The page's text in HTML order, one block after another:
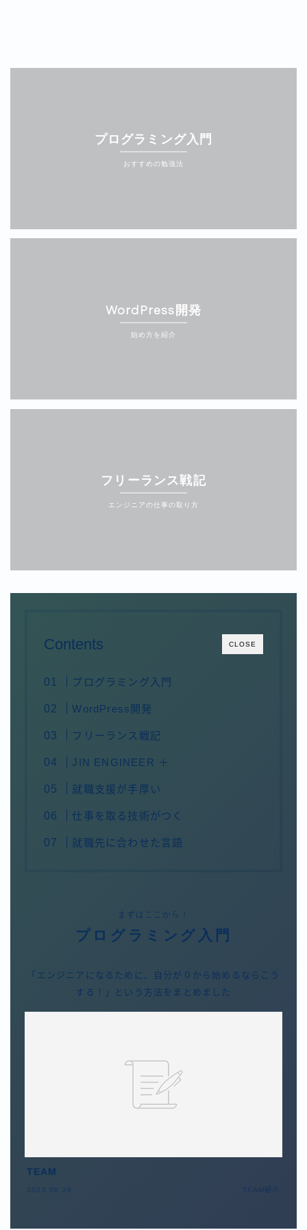
おすすめの勉強法
プログラミング入門
始め方を紹介
WordPress開発
エンジニアの仕事の取り方
フリーランス戦記
CLOSE
Contents
プログラミング入門
WordPress開発
フリーランス戦記
JIN ENGINEER ＋
就職支援が手厚い
仕事を取る技術がつく
就職先に合わせた言語
まずはここから！
プログラミング入門
「エンジニアになるために、自分が０から始めるならこう
する！」という方法をまとめました
TEAM
2023.08.29 TEAM紹介